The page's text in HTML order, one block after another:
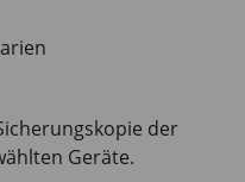
der
Geräte.